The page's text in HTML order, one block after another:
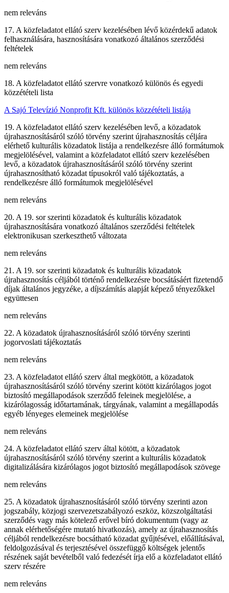
nem releváns
17. A közfeladatot ellátó szerv kezelésében lévő közérdekű adatok
felhasználására, hasznosítására vonatkozó általános szerződési
feltételek
nem releváns
18. A közfeladatot ellátó szervre vonatkozó különös és egyedi
közzétételi lista
A Sajó Televízió Nonprofit Kft. különös közzétételi listája
19. A közfeladatot ellátó szerv kezelésében levő, a közadatok
újrahasznosításáról szóló törvény szerint újrahasznosítás céljára
elérhető kulturális közadatok listája a rendelkezésre álló formátumok
megjelölésével, valamint a közfeladatot ellátó szerv kezelésében
levő, a közadatok újrahasznosításáról szóló törvény szerint
újrahasznosítható közadat típusokról való tájékoztatás, a
rendelkezésre álló formátumok megjelölésével
nem releváns
20. A 19. sor szerinti közadatok és kulturális közadatok
újrahasznosítására vonatkozó általános szerződési feltételek
elektronikusan szerkeszthető változata
nem releváns
21. A 19. sor szerinti közadatok és kulturális közadatok
újrahasznosítás céljából történő rendelkezésre bocsátásáért fizetendő
díjak általános jegyzéke, a díjszámítás alapját képező tényezőkkel
együttesen
nem releváns
22. A közadatok újrahasznosításáról szóló törvény szerinti
jogorvoslati tájékoztatás
nem releváns
23. A közfeladatot ellátó szerv által megkötött, a közadatok
újrahasznosításáról szóló törvény szerint kötött kizárólagos jogot
biztosító megállapodások szerződő feleinek megjelölése, a
kizárólagosság időtartamának, tárgyának, valamint a megállapodás
egyéb lényeges elemeinek megjelölése
nem releváns
24. A közfeladatot ellátó szerv által kötött, a közadatok
újrahasznosításáról szóló törvény szerint a kulturális közadatok
digitalizálására kizárólagos jogot biztosító megállapodások szövege
nem releváns
25. A közadatok újrahasznosításáról szóló törvény szerinti azon
jogszabály, közjogi szervezetszabályozó eszköz, közszolgáltatási
szerződés vagy más kötelező erővel bíró dokumentum (vagy az
annak elérhetőségére mutató hivatkozás), amely az újrahasznosítás
céljából rendelkezésre bocsátható közadat gyűjtésével, előállításával,
feldolgozásával és terjesztésével összefüggő költségek jelentős
részének saját bevételből való fedezését írja elő a közfeladatot ellátó
szerv részére
nem releváns